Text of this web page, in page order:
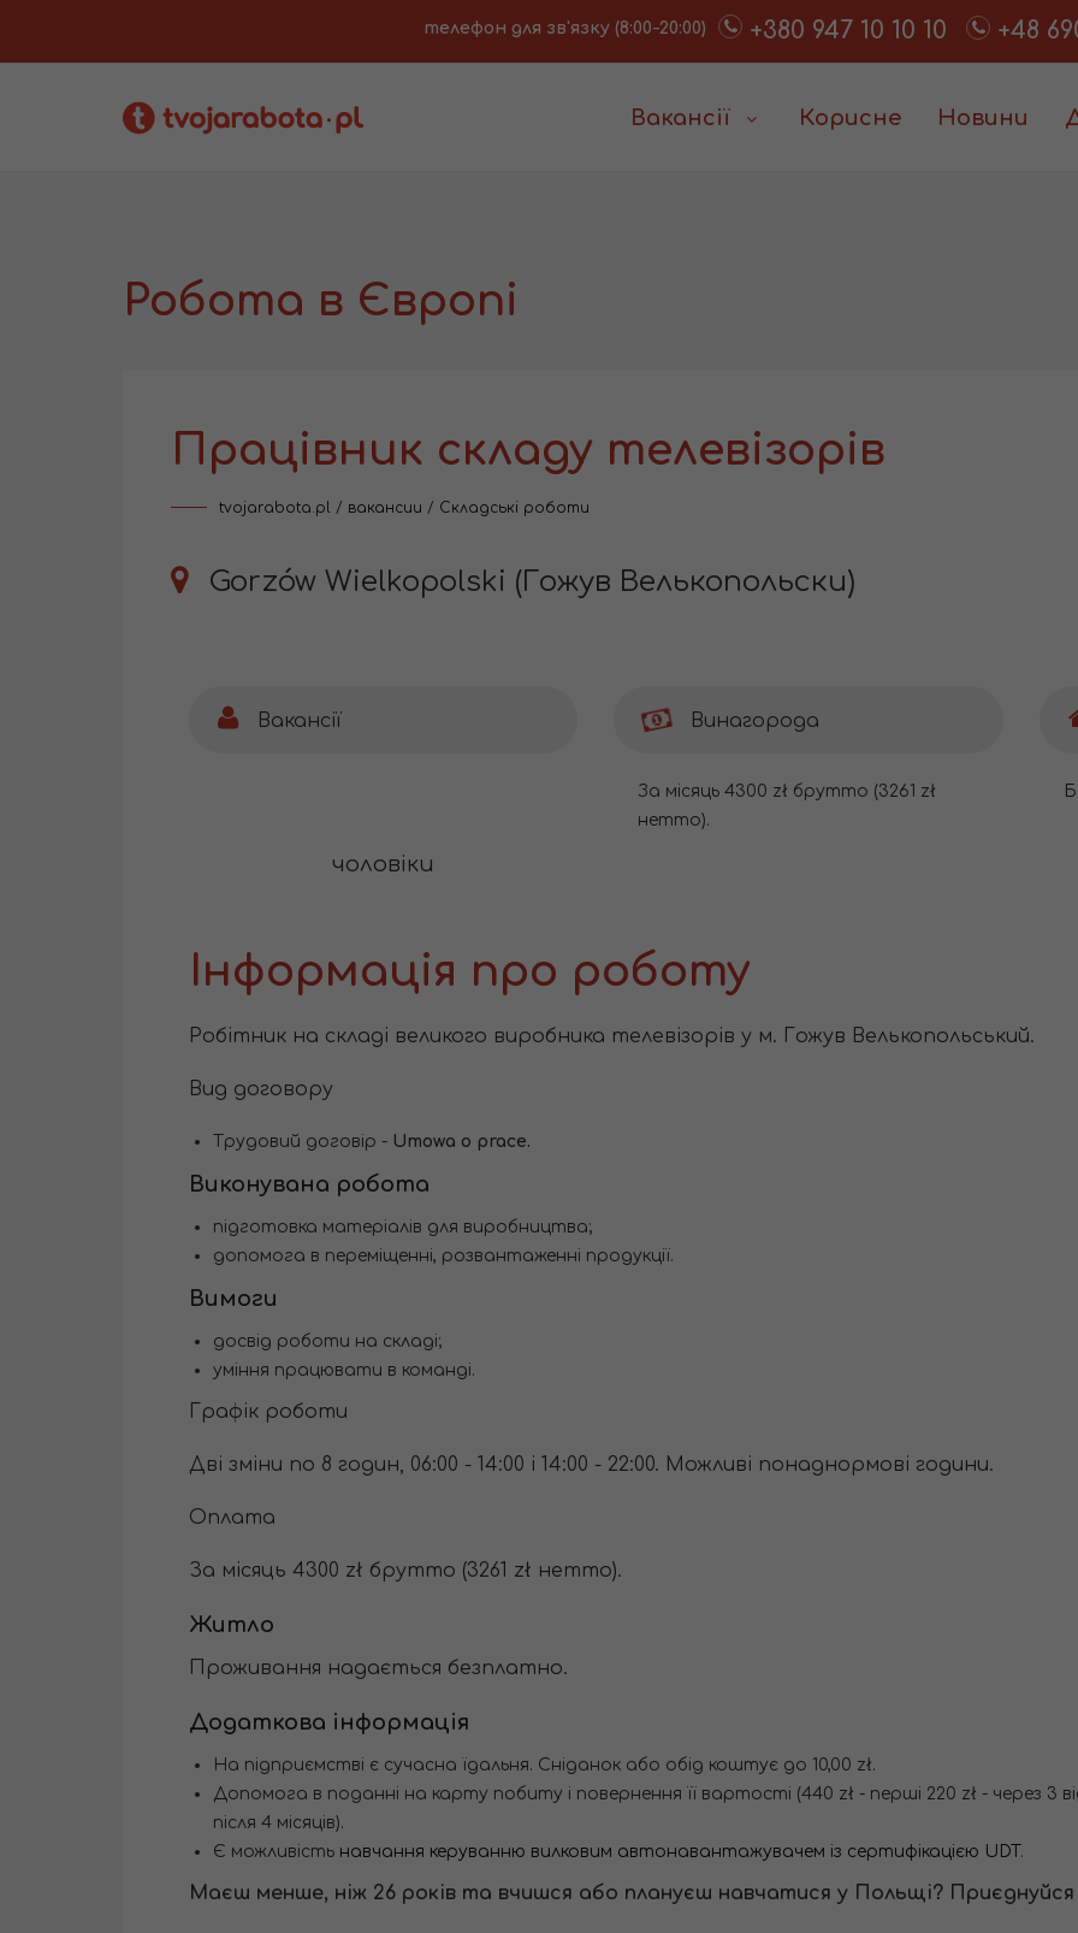
телефон для зв'язку (8:00-20:00) +380 947 10 10 10 +48
Вакансії Корисне Новини
Робота в Європі
Працівник складу телевізорів
tvojarabota.pl / вакансии / Складські роботи
Gorzów Wielkopolski (Гожув Велькопольски)
Вакансії
чоловіки
Винагорода
За місяць 4300 zł брутто (3261 zł
нетто).
Інформація про роботу
Робітник на складі великого виробника телевізорів у м. Гожув Велькопольський.
Вид договору
Трудовий договір - Umowa o prace.
Виконувана робота
підготовка матеріалів для виробництва;
допомога в переміщенні, розвантаженні продукції.
Вимоги
досвід роботи на складі;
уміння працювати в команді.
Графік роботи
Дві зміни по 8 годин, 06:00 - 14:00 і 14:00 - 22:00. Можливі понаднормові години.
Оплата
За місяць 4300 zł брутто (3261 zł нетто).
Житло
Проживання надається безплатно.
Додаткова інформація
На підприємстві є сучасна їдальня. Сніданок або обід коштує до 10,00 zł.
Допомога в поданні на карту побиту і повернення її вартості (440 zł - перші 220 zł - через 3
після 4 місяців).
Є можливість навчання керуванню вилковим автонавантажувачем із сертифікацією UDT.
Маєш менше, ніж 26 років та вчишся або плануєш навчатися у Польщі?